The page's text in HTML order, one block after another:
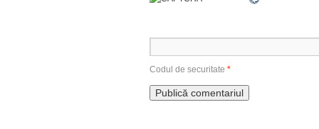
Codul de securitate *